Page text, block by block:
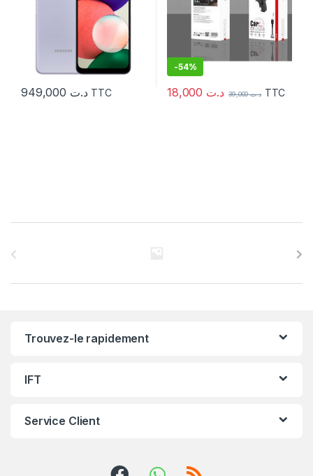
د.ت TTC
-54%
د.ت د.ت39,000 TTC
Trouvez-le rapidement
IFT
Service Client